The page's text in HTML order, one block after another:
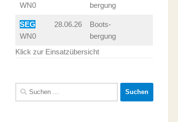
WN0
bergung
SEG
WN0
28.06.26
Boots-
bergung
Klick zur Einsatzübersicht
Suchen
nach: